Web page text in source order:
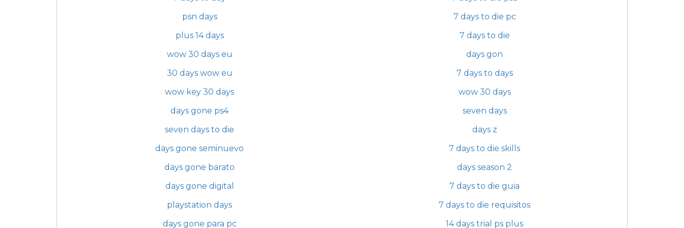
psn days
7 days to die pc
plus 14 days
7 days to die
wow 30 days eu
days gon
30 days wow eu
7 days to days
wow key 30 days
wow 30 days
days gone ps4
seven days
seven days to die
days z
days gone seminuevo
7 days to die skills
days gone barato
days season 2
days gone digital
7 days to die guia
playstation days
7 days to die requisitos
days gone para pc
14 days trial ps plus